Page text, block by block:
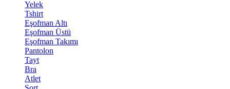
Yelek
Tshirt
Eşofman Altı
Eşofman Üstü
Eşofman Takımı
Pantolon
Tayt
Bra
Atlet